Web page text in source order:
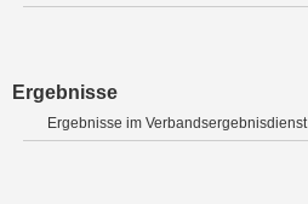
Ergebnisse
Ergebnisse im Verbandsergebnisdienst